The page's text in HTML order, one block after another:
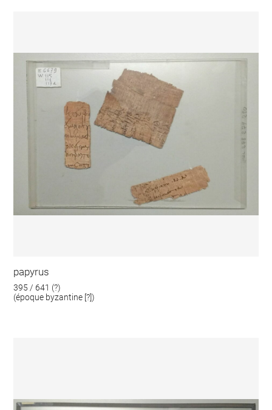
papyrus
395 / 641 (?)
(époque byzantine [?])